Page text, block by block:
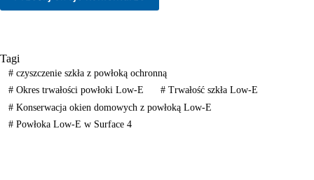
Tagi
#czyszczenie szkła z powłoką ochronną
#Okres trwałości powłoki Low-E #Trwałość szkła Low-E
#Konserwacja okien domowych z powłoką Low-E
#Powłoka Low-E w Surface 4